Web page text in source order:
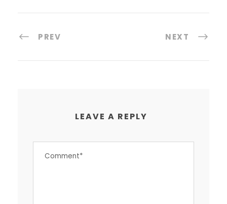
PREV NEXT
LEAVE A REPLY